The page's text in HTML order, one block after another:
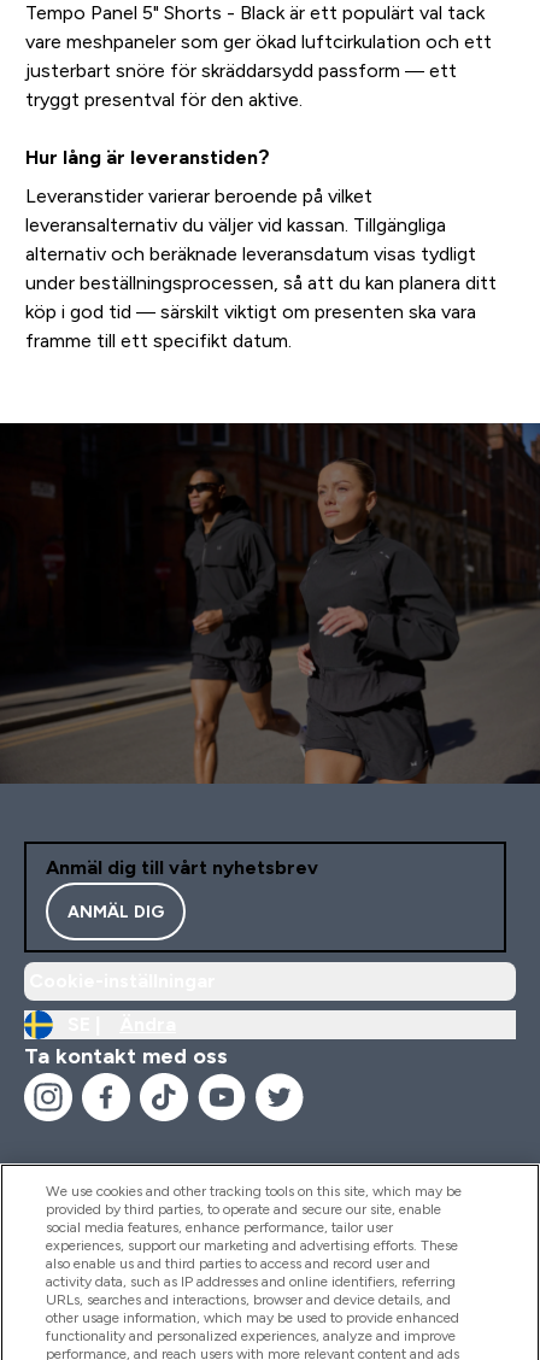
Tempo Panel 5" Shorts - Black är ett populärt val tack
vare meshpaneler som ger ökad luftcirkulation och ett
justerbart snöre för skräddarsydd passform — ett
tryggt presentval för den aktive.
Hur lång är leveranstiden?
Leveranstider varierar beroende på vilket
leveransalternativ du väljer vid kassan. Tillgängliga
alternativ och beräknade leveransdatum visas tydligt
under beställningsprocessen, så att du kan planera ditt
köp i god tid — särskilt viktigt om presenten ska vara
framme till ett specifikt datum.
Anmäl dig till vårt nyhetsbrev
ANMÄL DIG
Ta kontakt med oss
Hjälp & Information
Produkter
We use cookies and other tracking tools on this site, which may be
provided by third parties, to operate and secure our site, enable
social media features, enhance performance, tailor user
experiences, support our marketing and advertising efforts. These
also enable us and third parties to access and record user and
activity data, such as IP addresses and online identifiers, referring
URLs, searches and interactions, browser and device details, and
other usage information, which may be used to provide enhanced
functionality and personalized experiences, analyze and improve
performance, and reach users with more relevant content and ads